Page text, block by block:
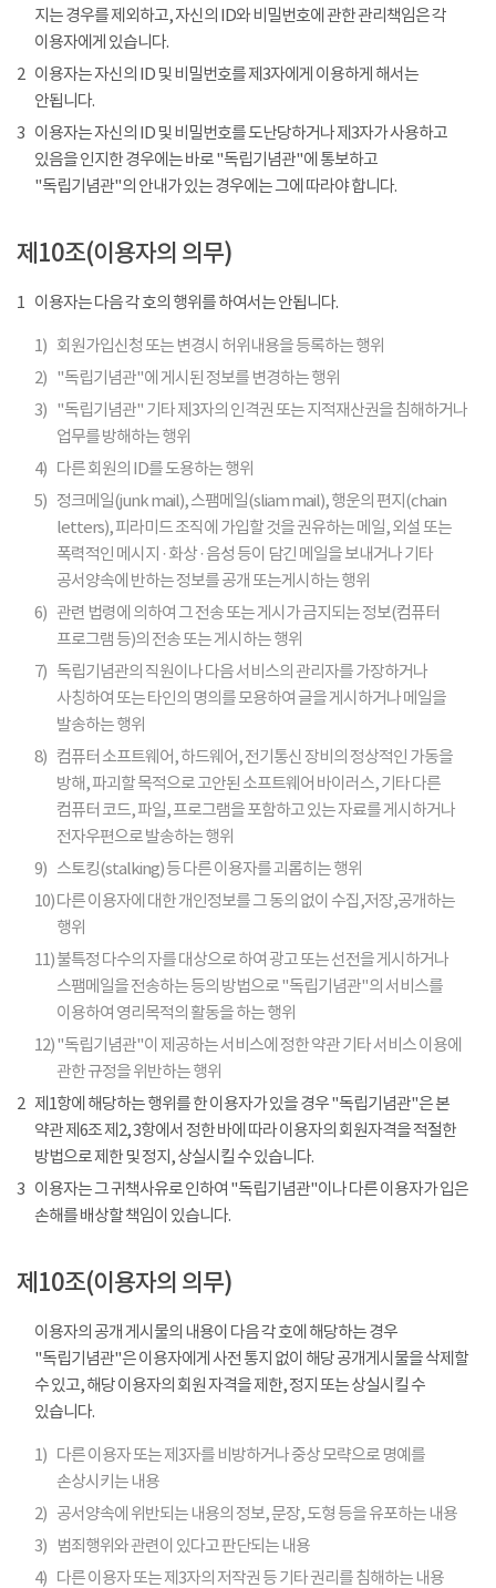
지는 경우를 제외하고, 자신의 ID와 비밀번호에 관한 관리책임은 각
이용자에게 있습니다.
2 이용자는 자신의 ID 및 비밀번호를 제3자에게 이용하게 해서는
안됩니다.
3 이용자는 자신의 ID 및 비밀번호를 도난당하거나 제3자가 사용하고
있음을 인지한 경우에는 바로 "독립기념관"에 통보하고
"독립기념관"의 안내가 있는 경우에는 그에 따라야 합니다.
제10조(이용자의 의무)
1 이용자는 다음 각 호의 행위를 하여서는 안됩니다.
1) 회원가입신청 또는 변경시 허위내용을 등록하는 행위
2) "독립기념관"에 게시된 정보를 변경하는 행위
3) "독립기념관" 기타 제3자의 인격권 또는 지적재산권을 침해하거나
업무를 방해하는 행위
4) 다른 회원의 ID를 도용하는 행위
5) 정크메일(junk mail), 스팸메일(sliam mail), 행운의 편지(chain
letters), 피라미드 조직에 가입할 것을 권유하는 메일, 외설 또는
폭력적인 메시지 · 화상 · 음성 등이 담긴 메일을 보내거나 기타
공서양속에 반하는 정보를 공개 또는게시하는 행위
6) 관련 법령에 의하여 그 전송 또는 게시가 금지되는 정보(컴퓨터
프로그램 등)의 전송 또는 게시하는 행위
7) 독립기념관의 직원이나 다음 서비스의 관리자를 가장하거나
사칭하여 또는 타인의 명의를 모용하여 글을 게시하거나 메일을
발송하는 행위
8) 컴퓨터 소프트웨어, 하드웨어, 전기통신 장비의 정상적인 가동을
방해, 파괴할 목적으로 고안된 소프트웨어 바이러스, 기타 다른
컴퓨터 코드, 파일, 프로그램을 포함하고 있는 자료를 게시하거나
전자우편으로 발송하는 행위
9) 스토킹(stalking) 등 다른 이용자를 괴롭히는 행위
10)다른 이용자에 대한 개인정보를 그 동의 없이 수집,저장,공개하는
행위
11)불특정 다수의 자를 대상으로 하여 광고 또는 선전을 게시하거나
스팸메일을 전송하는 등의 방법으로 "독립기념관"의 서비스를
이용하여 영리목적의 활동을 하는 행위
12)"독립기념관"이 제공하는 서비스에 정한 약관 기타 서비스 이용에
관한 규정을 위반하는 행위
2 제1항에 해당하는 행위를 한 이용자가 있을 경우 "독립기념관"은 본
약관 제6조 제2, 3항에서 정한 바에 따라 이용자의 회원자격을 적절한
방법으로 제한 및 정지, 상실시킬 수 있습니다.
3 이용자는 그 귀책사유로 인하여 "독립기념관"이나 다른 이용자가 입은
손해를 배상할 책임이 있습니다.
제10조(이용자의 의무)
이용자의 공개 게시물의 내용이 다음 각 호에 해당하는 경우
"독립기념관"은 이용자에게 사전 통지 없이 해당 공개게시물을 삭제할
수 있고, 해당 이용자의 회원 자격을 제한, 정지 또는 상실시킬 수
있습니다.
1) 다른 이용자 또는 제3자를 비방하거나 중상 모략으로 명예를
손상시키는 내용
2) 공서양속에 위반되는 내용의 정보, 문장, 도형 등을 유포하는 내용
3)
범죄행위와 관련이 있다고 판단되는 내용
4) 다른 이용자 또는 제3자의 저작권 등 기타 권리를 침해하는 내용